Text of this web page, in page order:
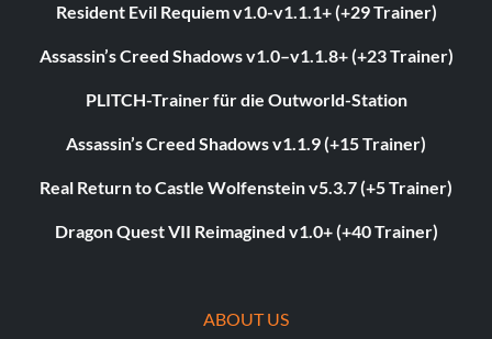
Resident Evil Requiem v1.0-v1.1.1+ (+29 Trainer)
Assassin’s Creed Shadows v1.0–v1.1.8+ (+23 Trainer)
PLITCH-Trainer für die Outworld-Station
Assassin’s Creed Shadows v1.1.9 (+15 Trainer)
Real Return to Castle Wolfenstein v5.3.7 (+5 Trainer)
Dragon Quest VII Reimagined v1.0+ (+40 Trainer)
ABOUT US